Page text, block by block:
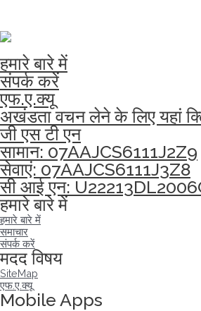
हमारे बारे में
संपर्क करें
एफ.ए.क्यू
अखंडता वचन लेने के लिए यहां
जी एस टी एन
सामान: 07AAJCS6111J2Z9
सेवाएं: 07AAJCS6111J3Z8
सी आई एन:
हमारे बारे में
हमारे बारे में
समाचार
संपर्क करें
मदद विषय
SiteMap
एफ.ए.क्यू
Mobile Apps